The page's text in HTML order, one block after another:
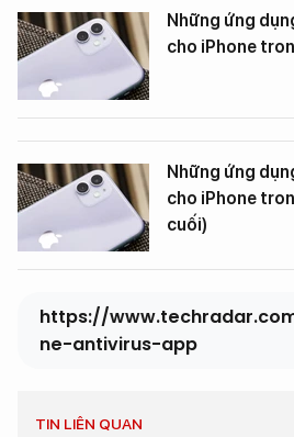
Những ứng
cho iPhone
Những ứng
cho iPhone
cuối)
https://
ne-antivirus-app
TIN LIÊN QUAN